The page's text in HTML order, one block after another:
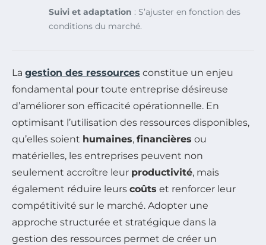
Suivi et adaptation : S’ajuster en fonction des
conditions du marché.
La gestion des ressources constitue un enjeu
fondamental pour toute entreprise désireuse
d’améliorer son efficacité opérationnelle. En
optimisant l’utilisation des ressources disponibles,
qu’elles soient humaines, financières ou
matérielles, les entreprises peuvent non
seulement accroître leur productivité, mais
également réduire leurs coûts et renforcer leur
compétitivité sur le marché. Adopter une
approche structurée et stratégique dans la
gestion des ressources permet de créer un